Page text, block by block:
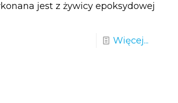
jest z żywicy epoksydowej
Więcej...